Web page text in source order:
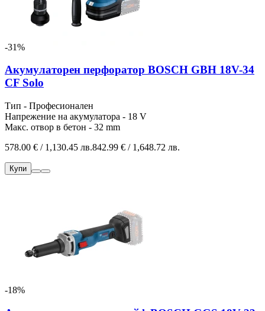
-31%
Акумулаторен перфоратор BOSCH GBH 18V-34
CF Solo
Тип - Професионален
Напрежение на акумулатора - 18 V
Макс. отвор в бетон - 32 mm
578.00 € / 1,130.45 лв.842.99 € / 1,648.72 лв.
Купи
-18%